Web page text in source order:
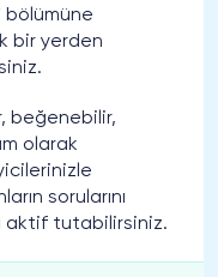
bölümüne
bir yerden
beğenebilir,
olarak
sorularını
aktif tutabilirsiniz.